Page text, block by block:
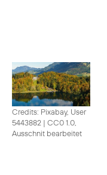
Credits: Pixabay, User
5443882 | CC0 1.0,
Ausschnit bearbeitet